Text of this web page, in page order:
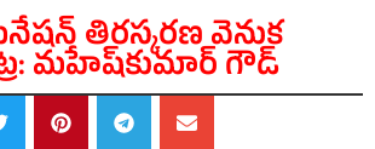
తిరస్కరణ వెనుక
మహేష్‌కుమార్ గౌడ్